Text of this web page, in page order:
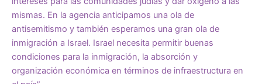
mismas. En la agencia anticipamos una ola de
antisemitismo y también esperamos una gran ola de
inmigración a Israel. Israel necesita permitir buenas
condiciones para la inmigración, la absorción y
organización económica en términos de infraestructura en